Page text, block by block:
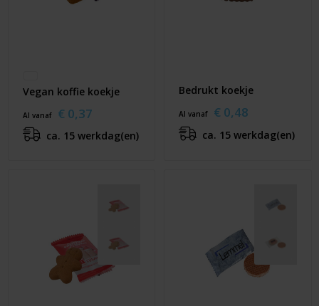
Vegan koffie koekje
Al vanaf € 0,37
ca. 15 werkdag(en)
Bedrukt koekje
Al vanaf € 0,48
ca. 15 werkdag(en)